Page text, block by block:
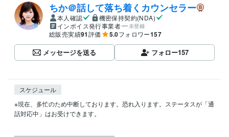
ちか＠話して落ち着くカウンセラー
本人確認
機密保持契約(NDA)
インボイス発行事業者
未登録
総販売実績91評価 5.0フォロワー157
メッセージを送る フォロー157
スケジュール
※現在、多忙のため中断しております。恐れ入ります。ステータスが「通
話対応中」はお受けできます。